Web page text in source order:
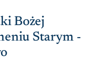
Bożej
Starym -